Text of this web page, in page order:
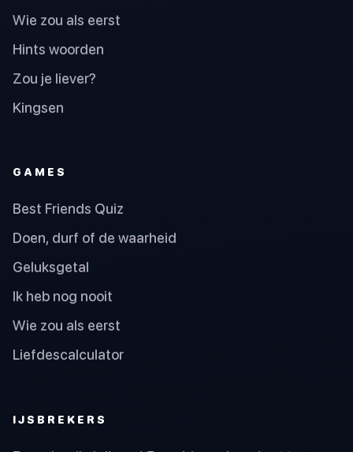
Wie zou als eerst
Hints woorden
Zou je liever?
Kingsen
GAMES
Best Friends Quiz
Doen, durf of de waarheid
Geluksgetal
Ik heb nog nooit
Wie zou als eerst
Liefdescalculator
IJSBREKERS